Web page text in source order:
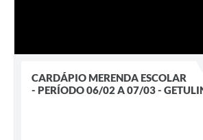
CARDÁPIO MERENDA ESCOLAR
- PERÍODO 06/02 A 07/03 -